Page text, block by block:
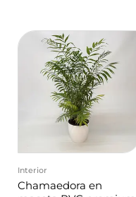
Interior
Chamaedora en